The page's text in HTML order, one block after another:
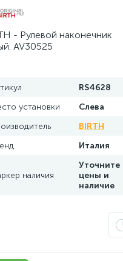
Opel Zafira B 2
пыльники ШРУСов
- Рулевой наконечник
AV30525
RS4628
установки
Слева
BIRTH
Италия
наличия
Уточните
цены и
наличие